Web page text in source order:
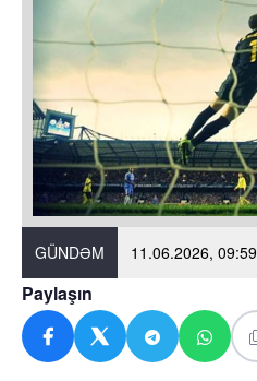
GÜNDƏM 11.06.2026, 09:59
Paylaşın